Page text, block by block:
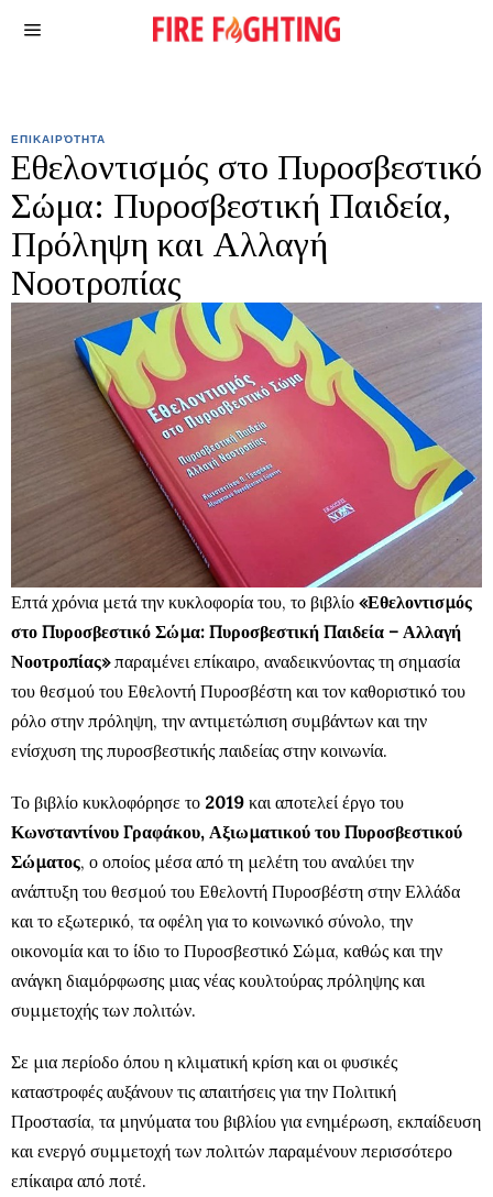
ΕΠΙΚΑΙΡΌΤΗΤΑ
Εθελοντισμός στο Πυροσβεστικό
Σώμα: Πυροσβεστική Παιδεία,
Πρόληψη και Αλλαγή
Νοοτροπίας
Επτά χρόνια μετά την κυκλοφορία του, το βιβλίο «Εθελοντισμός
στο Πυροσβεστικό Σώμα: Πυροσβεστική Παιδεία – Αλλαγή
Νοοτροπίας»παραμένει επίκαιρο, αναδεικνύοντας τη σημασία
του θεσμού του Εθελοντή Πυροσβέστη και τον καθοριστικό του
ρόλο στην πρόληψη, την αντιμετώπιση συμβάντων και την
ενίσχυση της πυροσβεστικής παιδείας στην κοινωνία.
Το βιβλίο κυκλοφόρησε το 2019 και αποτελεί έργο του
Κωνσταντίνου Γραφάκου, Αξιωματικού του Πυροσβεστικού
Σώματος, ο οποίος μέσα από τη μελέτη του αναλύει την
ανάπτυξη του θεσμού του Εθελοντή Πυροσβέστη στην Ελλάδα
και το εξωτερικό, τα οφέλη για το κοινωνικό σύνολο, την
οικονομία και το ίδιο το Πυροσβεστικό Σώμα, καθώς και την
ανάγκη διαμόρφωσης μιας νέας κουλτούρας πρόληψης και
συμμετοχής των πολιτών.
Σε μια περίοδο όπου η κλιματική κρίση και οι φυσικές
καταστροφές αυξάνουν τις απαιτήσεις για την Πολιτική
Προστασία, τα μηνύματα του βιβλίου για ενημέρωση, εκπαίδευση
και ενεργό συμμετοχή των πολιτών παραμένουν περισσότερο
επίκαιρα από ποτέ.